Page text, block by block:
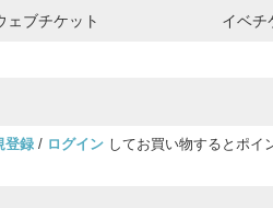
ェブチケット イベチ
登録/ ログインしてお買い物するとポイ